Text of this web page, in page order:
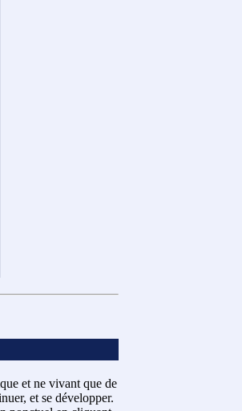
et ne vivant que de
et se développer.